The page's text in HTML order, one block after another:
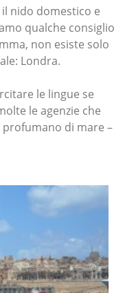
il nido domestico e
qualche consiglio
non esiste solo
Londra.
le lingue se
le agenzie che
profumano di mare –